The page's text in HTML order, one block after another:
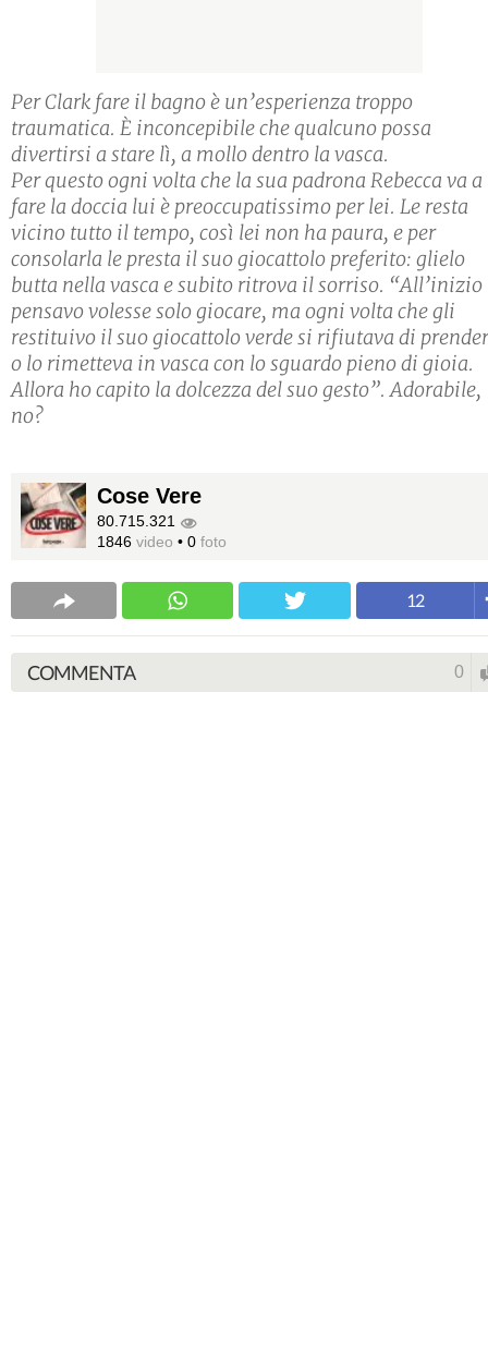
Per Clark fare il bagno è un’esperienza troppo
traumatica. È inconcepibile che qualcuno possa
divertirsi a stare lì, a mollo dentro la vasca.
Per questo ogni volta che la sua padrona Rebecca va a
fare la doccia lui è preoccupatissimo per lei. Le resta
vicino tutto il tempo, così lei non ha paura, e per
consolarla le presta il suo giocattolo preferito: glielo
butta nella vasca e subito ritrova il sorriso. “All’inizio
pensavo volesse solo giocare, ma ogni volta che gli
restituivo il suo giocattolo verde si rifiutava di
o lo rimetteva in vasca con lo sguardo pieno di gioia.
Allora ho capito la dolcezza del suo gesto”. Adorabile,
no?
Cose Vere
80.715.321
1846 video • 0 foto
12
COMMENTA 0